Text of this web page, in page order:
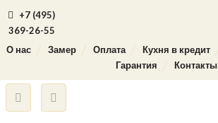
+7 (495)
369-26-55
О нас
Замер Оплата Кухня в кредит
Гарантия
Контакты